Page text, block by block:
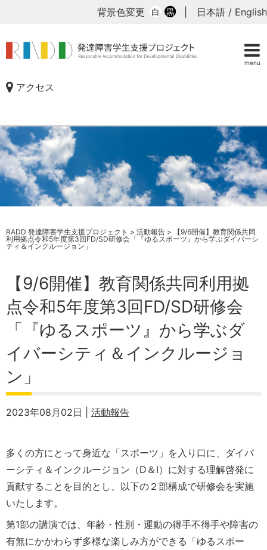
menu
背景色変更 白 黒 日本語 / English
アクセス
RADD 発達障害学生支援プロジェクト > 活動報告 >
【9/6開催】教育関係共同
利用拠点令和5年度第3回FD/SD研修会「『ゆるスポーツ』から学ぶダイバーシ
ティ＆インクルージョン」
【9/6開催】教育関係共同利用拠
点令和5年度第3回FD/SD研修会
「『ゆるスポーツ』から学ぶダ
イバーシティ＆インクルージョ
ン」
2023年08月02日 | 活動報告
多くの方にとって身近な「スポーツ」を入り口に、ダイバ
ーシティ＆インクルージョン（D＆I）に対する理解啓発に
貢献することを目的とし、以下の２部構成で研修会を実施
いたします。
第1部の講演では、年齢・性別・運動の得手不得手や障害の
有無にかかわらず多様な楽しみ方ができる「ゆるスポー